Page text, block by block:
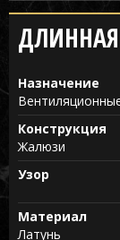
Назначение
Конструкция
Жалюзи
Узор
Материал
Латунь